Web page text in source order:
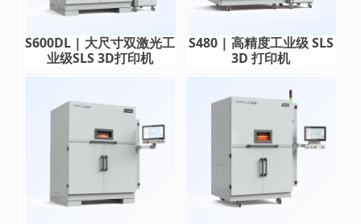
S600DL | 大尺寸双激光工
业级SLS 3D打印机
S480 | 高精度工业级 SLS
3D 打印机